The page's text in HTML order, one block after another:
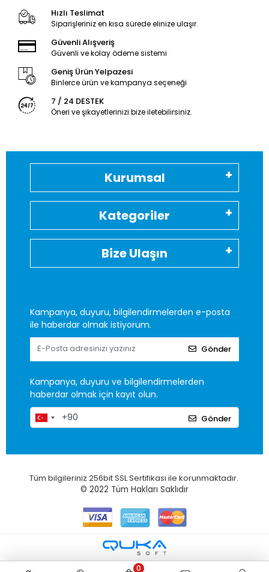
Hızlı Teslimat
Siparişleriniz en kısa sürede elinize ulaşır.
Güvenli Alışveriş
Güvenli ve kolay ödeme sistemi
Geniş Ürün Yelpazesi
Binlerce ürün ve kampanya seçeneği
7 / 24 DESTEK
Öneri ve şikayetlerinizi bize iletebilirsiniz.
Kurumsal
Kategoriler
Bize Ulaşın
Kampanya, duyuru, bilgilendirmelerden e-posta
ile haberdar olmak istiyorum.
Gönder
Kampanya, duyuru ve bilgilendirmelerden
haberdar olmak için kayıt olun.
Gönder
Tüm bilgileriniz 256bit SSL Sertifikası ile korunmaktadır.
© 2022 Tüm Hakları Saklıdır
0